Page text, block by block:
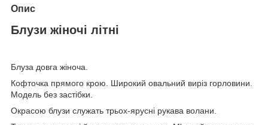
Опис
Блузи жіночі літні
Блуза довга жіноча.
Кофточка прямого крою. Широкий овальний виріз горловини.
Модель без застібки.
Окрасою блузи служать трьох-ярусні рукава волани.